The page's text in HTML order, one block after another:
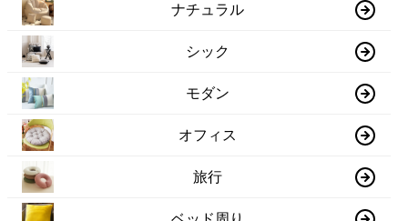
ナチュラル
シック
モダン
オフィス
旅行